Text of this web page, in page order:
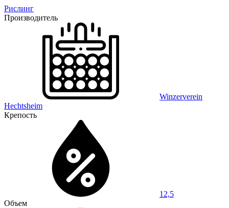
Рислинг
Производитель
Winzerverein
Hechtsheim
Крепость
12,5
Объем